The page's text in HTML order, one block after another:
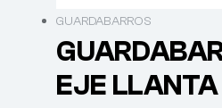
GUARDABARROS
EJE